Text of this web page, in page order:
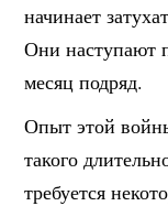
начинает
Они наступают
месяц подряд.
Опыт этой
такого
требуется